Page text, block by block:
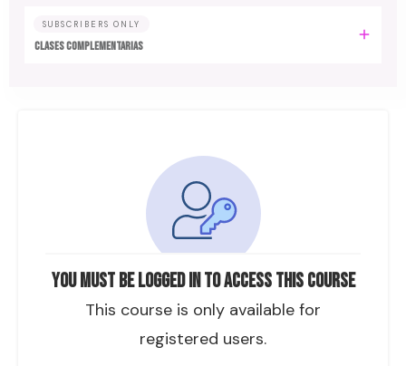
You must be logged in to access this course
This course is only available for
registered users.
SUBSCRIBERS ONLY
CLASES COMPLEMENTARIAS